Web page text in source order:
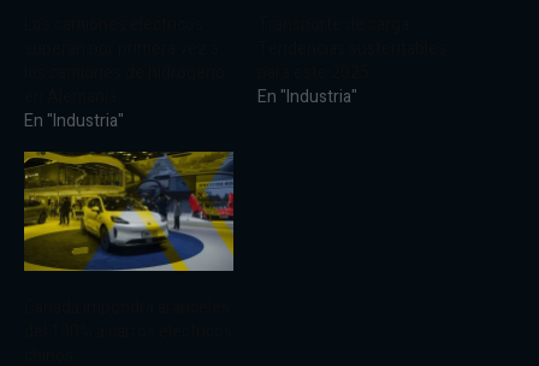
En "Industria"
En "Industria"